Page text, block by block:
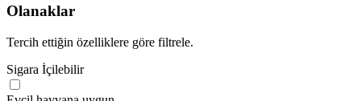
Olanaklar
Tercih ettiğin özelliklere göre filtrele.
Sigara İçilebilir